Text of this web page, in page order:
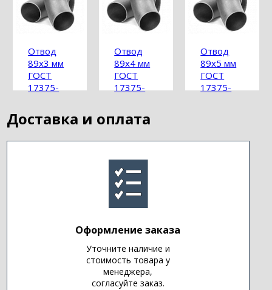
Отвод
89х3 мм
ГОСТ
17375-
Отвод
89х4 мм
ГОСТ
17375-
Отвод
89х5 мм
ГОСТ
17375-
Доставка и оплата
Оформление заказа
Уточните наличие и
стоимость товара у
менеджера,
согласуйте заказ.